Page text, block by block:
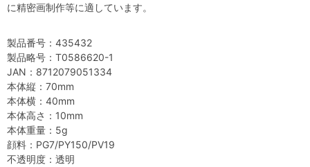
に精密画制作等に適しています。
製品番号：435432
製品略号：T0586620-1
JAN：8712079051334
本体縦：70mm
本体横：40mm
本体高さ：10mm
本体重量：5g
顔料：PG7/PY150/PV19
不透明度：透明